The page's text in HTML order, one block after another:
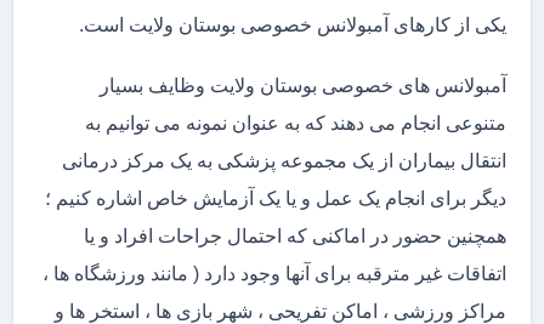
یکی از کارهای آمبولانس خصوصی بوستان ولایت است.
آمبولانس های خصوصی بوستان ولایت وظایف بسیار
متنوعی انجام می دهند که به عنوان نمونه می توانیم به
انتقال بیماران از یک مجموعه پزشکی به یک مرکز درمانی
دیگر برای انجام یک عمل و یا یک آزمایش خاص اشاره کنیم ؛
همچنین حضور در اماکنی که احتمال جراحات افراد و یا
اتفاقات غیر مترقبه برای آنها وجود دارد ( مانند ورزشگاه ها ،
مراکز ورزشی ، اماکن تفریحی ، شهر بازی ها ، استخر ها و